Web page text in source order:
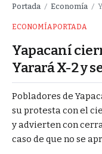
Portada / Economía /
ECONOMÍAPORTADA
Yapacaní
Yarará X-2 y
Pobladores de
su protesta con el
y advierten con
caso de que no se